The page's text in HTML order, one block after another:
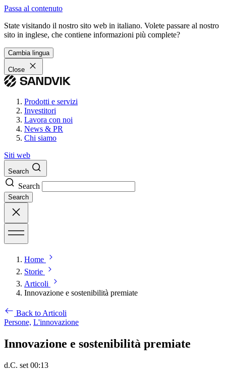
Passa al contenuto
State visitando il nostro sito web in italiano. Volete passare al nostro
sito in inglese, che contiene informazioni più complete?
Cambia lingua
Close
Prodotti e servizi
Investitori
Lavora con noi
News & PR
Chi siamo
Siti web
Search
Search
Search
Home
Storie
Articoli
Innovazione e sostenibilità premiate
Back to Articoli
Persone, L'innovazione
Innovazione e sostenibilità premiate
d.C. set 00:13